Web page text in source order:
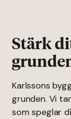
Stärk
Karlssons
grunden. Vi
som speglar